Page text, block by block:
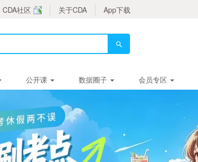
CDA社区 关于CDA App下载
公开课 数据圈子 会员专区